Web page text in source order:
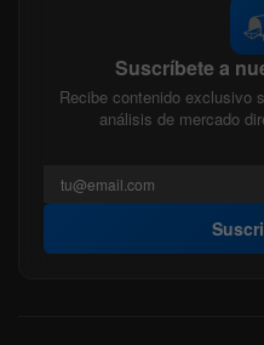
Suscríbete a
Recibe contenido exclusivo
análisis de mercado